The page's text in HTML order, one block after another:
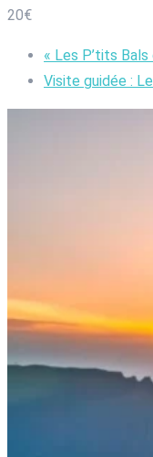
20€
« Les P’tits Bals
Visite guidée :